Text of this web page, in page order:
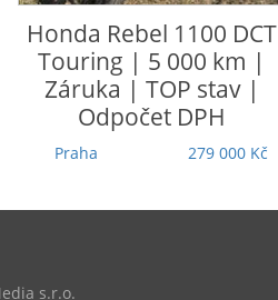
HondaCRF 1100 L Africa
Twin Adventure Sports
Ústecký 305 000 Kč
s.r.o.